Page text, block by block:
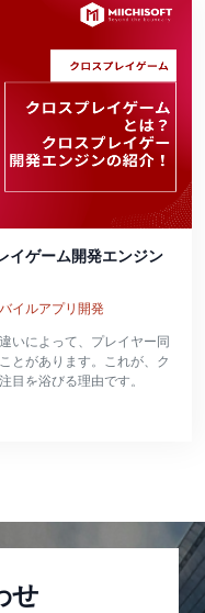
イゲーム開発エンジン
イルアプリ開発
いによって、プレイヤー同
とがあります。これが、ク
目を浴びる理由です。
せ